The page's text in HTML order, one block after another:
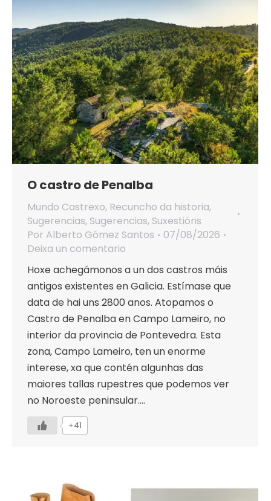
O castro de Penalba
Mundo Castrexo, Recuncho da historia,
Sugerencias, Sugerencias, Suxestións
Por Alberto Gómez Santos
07/08/2026
Deixa un comentario
Hoxe achegámonos a un dos castros máis
antigos existentes en Galicia. Estímase que
data de hai uns 2800 anos. Atopamos o
Castro de Penalba en Campo Lameiro, no
interior da provincia de Pontevedra. Esta
zona, Campo Lameiro, ten un enorme
interese, xa que contén algunhas das
maiores tallas rupestres que podemos ver
no Noroeste peninsular.…
+41